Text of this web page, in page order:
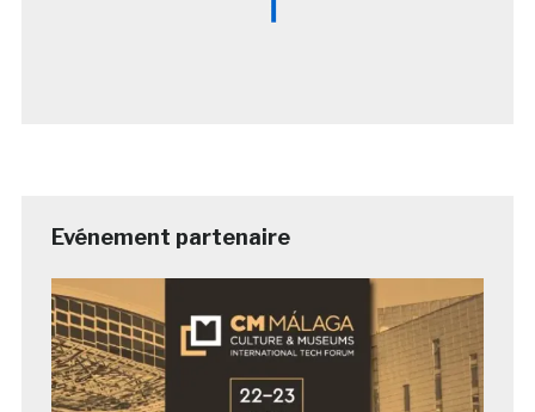
Evénement partenaire